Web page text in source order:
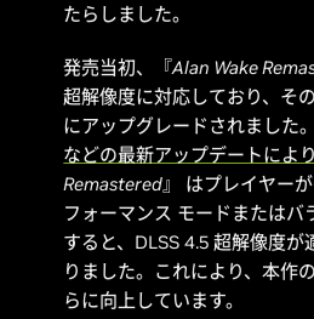
たらしました。
発売当初、『Alan Wake
超解像度に対応しており、そ
にアップグレードされました
などの最新アップデートにより
Remastered』 はプレイヤー
フォーマンス モードまたはバ
すると、DLSS 4.5 超解像度が
りました。これにより、本作
らに向上しています。